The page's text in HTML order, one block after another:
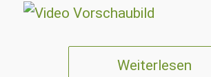
Weiterlesen